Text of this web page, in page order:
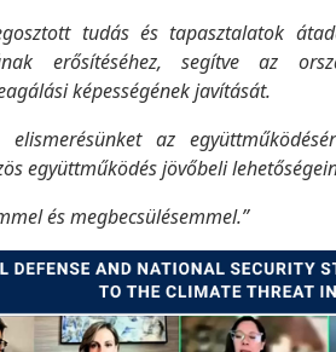
tudás és tapasztalatok
erősítéséhez, segítve az
képességének javítását.
elismerésünket az
együttműködés jövőbeli
és megbecsülésemmel.”